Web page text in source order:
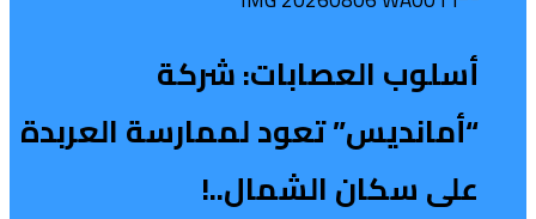
أسلوب العصابات: شركة
“أمانديس” تعود لممارسة العربدة
على سكان الشمال..!